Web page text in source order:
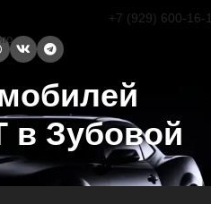
+7 (929) 600-16-
в Зубовой